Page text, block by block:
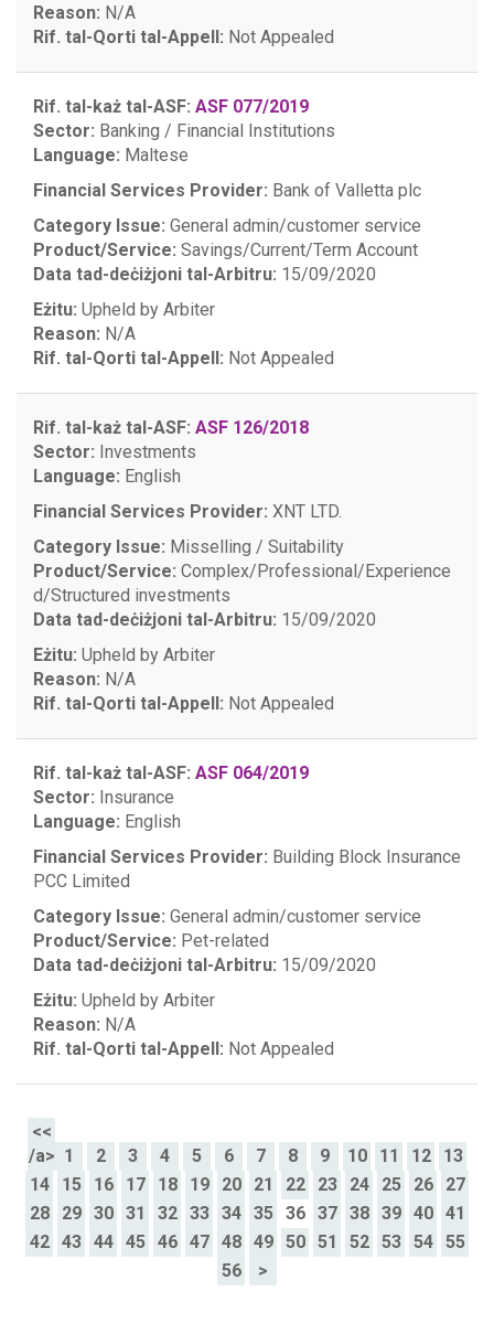
Reason: N/A
Rif. tal-Qorti tal-Appell: Not Appealed
Rif. tal-każ tal-ASF: ASF 077/2019
Sector: Banking / Financial Institutions
Language: Maltese
Financial Services Provider: Bank of Valletta plc
Category Issue: General admin/customer service
Product/Service: Savings/Current/Term Account
Data tad-deċiżjoni tal-Arbitru: 15/09/2020
Eżitu: Upheld by Arbiter
Reason: N/A
Rif. tal-Qorti tal-Appell: Not Appealed
Rif. tal-każ tal-ASF: ASF 126/2018
Sector: Investments
Language: English
Financial Services Provider: XNT LTD.
Category Issue: Misselling / Suitability
Product/Service: Complex/Professional/Experience
d/Structured investments
Data tad-deċiżjoni tal-Arbitru: 15/09/2020
Eżitu: Upheld by Arbiter
Reason: N/A
Rif. tal-Qorti tal-Appell: Not Appealed
Rif. tal-każ tal-ASF: ASF 064/2019
Sector: Insurance
Language: English
Financial Services Provider: Building Block Insurance
PCC Limited
Category Issue: General admin/customer service
Product/Service: Pet-related
Data tad-deċiżjoni tal-Arbitru: 15/09/2020
Eżitu: Upheld by Arbiter
Reason: N/A
Rif. tal-Qorti tal-Appell: Not Appealed
<<
/a> 1 2 3 4 5 6 7 8 9 10 11 12
13
14
15 16 17 18 19 20 21 22 23 24 25 26
27
28
29 30 31 32 33 34 35 36 37 38 39 40
41
42
43 44 45 46 47 48 49 50 51 52 53 54
55
56
>